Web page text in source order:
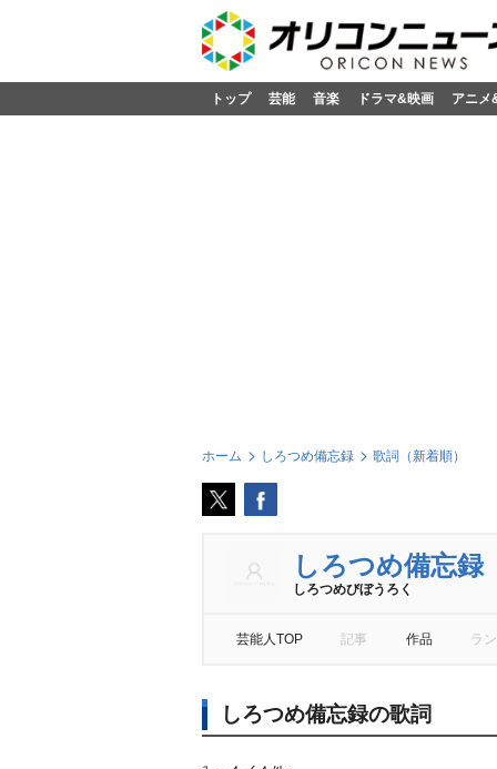
トップ 芸能 音楽 ドラマ&映画 アニメ
ホーム しろつめ備忘録 歌詞（新着順）
しろつめ備忘録
しろつめびぼうろく
芸能人TOP 記事 作品 ラ
しろつめ備忘録の歌詞